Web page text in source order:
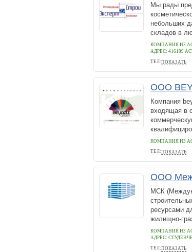
Мы рады
небольших
складов в
КОМПАНИЯ ИЗ
АДРЕС: 416109
ТЕЛ:ПОКАЗАТЬ
+78512297798
ООО
Компания
входящая в
КОМПАНИЯ ИЗ
ТЕЛ:ПОКАЗАТЬ
+79284451816
ООО
МСК
ресурсами
жилищно-
КОМПАНИЯ ИЗ
АДРЕС:
ТЕЛ:ПОКАЗАТЬ
+7(8512)29-